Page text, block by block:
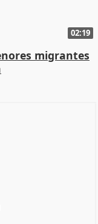
02:19
migrantes